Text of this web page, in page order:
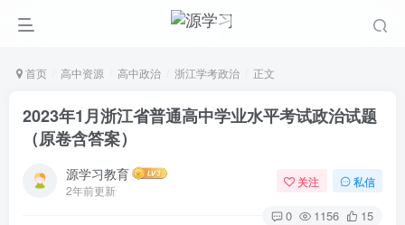
首页 高中资源 高中政治 浙江学考政治 正文
2023年1月浙江省普通高中学业水平考试政治试题
（原卷含答案）
源学习教育
2年前更新
关注 私信
0 1156 15